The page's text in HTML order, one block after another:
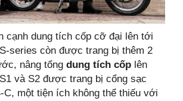
cạnh dung tích cốp cỡ đại lên tới
series còn được trang bị thêm 2
nâng tổng dung tích cốp lên
và S2 được trang bị cổng sạc
C, một tiện ích không thể thiếu với